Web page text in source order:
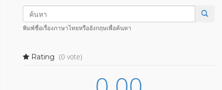
พิมพ์ชื่อเรื่องภาษาไทยหรืออังกฤษเพื่อค้นหา
Rating (0 vote)